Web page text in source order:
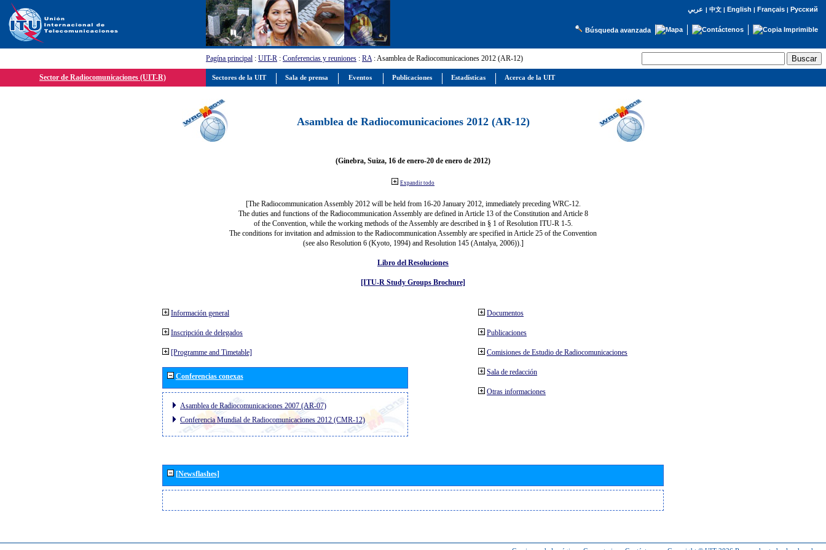
عربي | 中文| English | Français| Русский
Búsqueda avanzada
Pagína principal : UIT-R : Conferencias y reuniones : RA: Asamblea de Radiocomunicaciones 2012 (AR-12)
Sector de Radiocomunicaciones (UIT-R)
Asamblea de Radiocomunicaciones 2012 (AR-12)
(Ginebra, Suiza, 16 de enero-20 de enero de 2012)
Expandir todo
[The Radiocommunication Assembly 2012 will be held from 16-20 January 2012, immediately preceding WRC-12.
The duties and functions of the Radiocommunication Assembly are defined in Article 13 of the Constitution and Article 8
of the Convention, while the working methods of the Assembly are described in § 1 of Resolution ITU-R 1-5.
The conditions for invitation and admission to the Radiocommunication Assembly are specified in Article 25 of the Convention
(see also Resolution 6 (Kyoto, 1994) and Resolution 145 (Antalya, 2006)).]
Libro del Resoluciones
[ITU-R Study Groups Brochure]
Información general
Inscripción de delegados
[Programme and Timetable]
Conferencias conexas
Asamblea de Radiocomunicaciones 2007 (AR-07)
Conferencia Mundial de Radiocomunicaciones 2012 (CMR-12)
Documentos
Publicaciones
Comisiones de Estudio de Radiocomunicaciones
Sala de redacción
Otras informaciones
[Newsflashes]
Sectores de la UIT Sala de prensa Eventos Publicaciones Estadísticas Acerca de la UIT